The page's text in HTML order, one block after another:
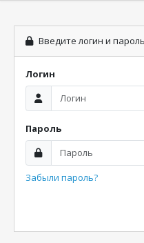
Введите логин и пароль
Логин
Пароль
Забыли пароль?